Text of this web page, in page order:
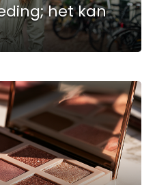
het kan